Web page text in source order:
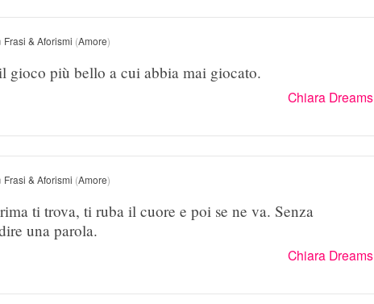
Frasi & Aforismi (Amore)
gioco più bello a cui abbia mai giocato.
Chiara Dreams
Frasi & Aforismi (Amore)
ti trova, ti ruba il cuore e poi se ne va. Senza
una parola.
Chiara Dreams